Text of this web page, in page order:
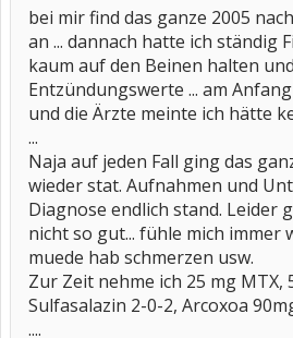
bei mir find das ganze 2005
an ... dannach hatte ich ständig
kaum auf den Beinen halten
Entzündungswerte ... am
und die Ärzte meinte ich hätte
...
Naja auf jeden Fall ging das
wieder stat. Aufnahmen und
Diagnose endlich stand. Leider
nicht so gut... fühle mich immer
muede hab schmerzen usw.
Zur Zeit nehme ich 25 mg MTX,
Sulfasalazin 2-0-2, Arcoxoa
....